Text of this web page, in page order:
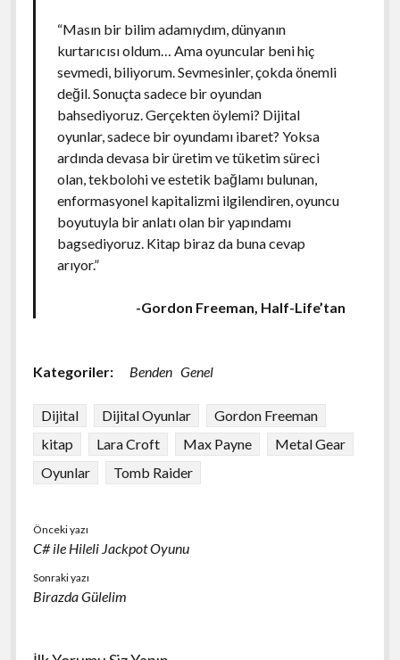
“Masın bir bilim adamıydım, dünyanın
kurtarıcısı oldum… Ama oyuncular beni hiç
sevmedi, biliyorum. Sevmesinler, çokda önemli
değil. Sonuçta sadece bir oyundan
bahsediyoruz. Gerçekten öylemi? Dijital
oyunlar, sadece bir oyundamı ibaret? Yoksa
ardında devasa bir üretim ve tüketim süreci
olan, tekbolohi ve estetik bağlamı bulunan,
enformasyonel kapitalizmi ilgilendiren, oyuncu
boyutuyla bir anlatı olan bir yapındamı
bagsediyoruz. Kitap biraz da buna cevap
arıyor.”
-Gordon Freeman, Half-Life’tan
Kategoriler: Benden Genel
Dijital Dijital Oyunlar
Gordon Freeman
kitap
Lara Croft Max Payne
Metal Gear
Oyunlar
Tomb Raider
Önceki yazı
C# ile Hileli Jackpot Oyunu
Sonraki yazı
Birazda Gülelim